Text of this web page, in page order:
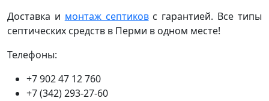
Доставка и монтаж септиковс гарантией. Все типы
септических средств в Перми в одном месте!
Телефоны:
+7 902 47 12 760
+7 (342) 293-27-60